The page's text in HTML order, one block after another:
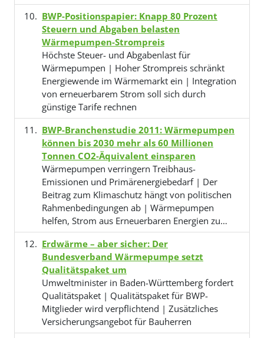
BWP-Positionspapier: Knapp 80 Prozent
Steuern und Abgaben belasten
Wärmepumpen-Strompreis
Höchste Steuer- und Abgabenlast für
Wärmepumpen | Hoher Strompreis schränkt
Energiewende im Wärmemarkt ein | Integration
von erneuerbarem Strom soll sich durch
günstige Tarife rechnen
BWP-Branchenstudie 2011: Wärmepumpen
können bis 2030 mehr als 60 Millionen
Tonnen CO2-Äquivalent einsparen
Wärmepumpen verringern Treibhaus-
Emissionen und Primärenergiebedarf | Der
Beitrag zum Klimaschutz hängt von politischen
Rahmenbedingungen ab | Wärmepumpen
helfen, Strom aus Erneuerbaren Energien zu…
Erdwärme – aber sicher: Der
Bundesverband Wärmepumpe setzt
Qualitätspaket um
Umweltminister in Baden-Württemberg fordert
Qualitätspaket | Qualitätspaket für BWP-
Mitglieder wird verpflichtend | Zusätzliches
Versicherungsangebot für Bauherren